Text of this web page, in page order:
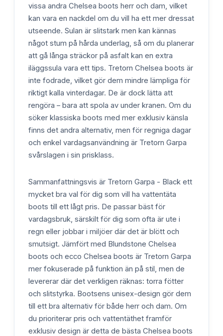
vissa andra Chelsea boots herr och dam, vilket
kan vara en nackdel om du vill ha ett mer dressat
utseende. Sulan är slitstark men kan kännas
något stum på hårda underlag, så om du planerar
att gå långa sträckor på asfalt kan en extra
iläggssula vara ett tips. Tretorn Chelsea boots är
inte fodrade, vilket gör dem mindre lämpliga för
riktigt kalla vinterdagar. De är dock lätta att
rengöra – bara att spola av under kranen. Om du
söker klassiska boots med mer exklusiv känsla
finns det andra alternativ, men för regniga dagar
och enkel vardagsanvändning är Tretorn Garpa
svårslagen i sin prisklass.
Sammanfattningsvis är Tretorn Garpa - Black ett
mycket bra val för dig som vill ha vattentäta
boots till ett lågt pris. De passar bäst för
vardagsbruk, särskilt för dig som ofta är ute i
regn eller jobbar i miljöer där det är blött och
smutsigt. Jämfört med Blundstone Chelsea
boots och ecco Chelsea boots är Tretorn Garpa
mer fokuserade på funktion än på stil, men de
levererar där det verkligen räknas: torra fötter
och slitstyrka. Bootsens unisex-design gör dem
till ett bra alternativ för både herr och dam. Om
du prioriterar pris och vattentäthet framför
exklusiv design är detta de bästa Chelsea boots